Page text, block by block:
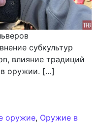
субкультур
влияние традиций
в оружии. […]
оружие, Оружие в